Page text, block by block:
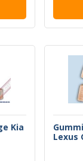
Kia
Lexus